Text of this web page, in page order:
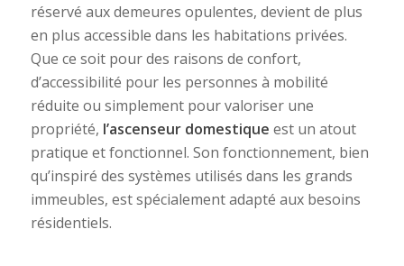
réservé aux demeures opulentes, devient de plus
en plus accessible dans les habitations privées.
Que ce soit pour des raisons de confort,
d’accessibilité pour les personnes à mobilité
réduite ou simplement pour valoriser une
propriété, l’ascenseur domestique est un atout
pratique et fonctionnel. Son fonctionnement, bien
qu’inspiré des systèmes utilisés dans les grands
immeubles, est spécialement adapté aux besoins
résidentiels.